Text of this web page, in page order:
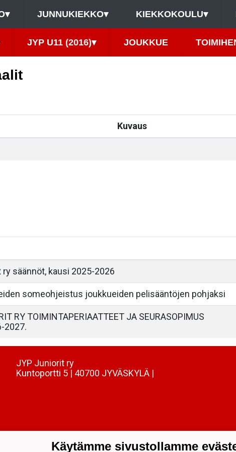
▾ JUNNUKIEKKO▾ KIEKKOKOULU▾
JYP U11 (2016)▾ JOUKKUE
Kuvaus
ry säännöt, kausi 2025-2026
someohjeistus joukkueiden pelisääntöjen pohjaksi
RY TOIMINTAPERIAATTEET JA SEURASOPIMUS
2027.
JYP Juniorit ry
Kuntoportti 5 | 40700 JYVÄSKYLÄ |
Käytämme sivustollamme